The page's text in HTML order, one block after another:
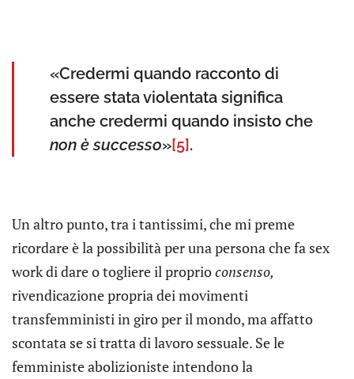
«Credermi quando racconto di
essere stata violentata significa
anche credermi quando insisto che
non è successo»[5].
Un altro punto, tra i tantissimi, che mi preme
ricordare è la possibilità per una persona che fa sex
work di dare o togliere il proprioconsenso,
rivendicazione propria dei movimenti
transfemministi in giro per il mondo, ma affatto
scontata se si tratta di lavoro sessuale. Se le
femministe abolizioniste intendono la